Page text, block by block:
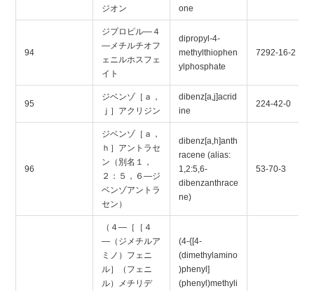
ジオン
one
94
ジプロピル―４
―メチルチオフ
ェニルホスフェ
イト
dipropyl-4-
methylthiophen
ylphosphate
7292-16-2
95
ジベンゾ［ａ，
ｊ］アクリジン
dibenz[a,j]acrid
ine
224-42-0
96
ジベンゾ［ａ，
ｈ］アントラセ
ン（別名１，
２：５，６―ジ
ベンゾアントラ
セン）
dibenz[a,h]anth
racene (alias:
1,2:5,6-
dibenzanthrace
ne)
53-70-3
（４―［［４
―（ジメチルア
ミノ）フェニ
ル］（フェニ
ル）メチリデ
(4-{[4-
(dimethylamino
)phenyl]
(phenyl)methyli